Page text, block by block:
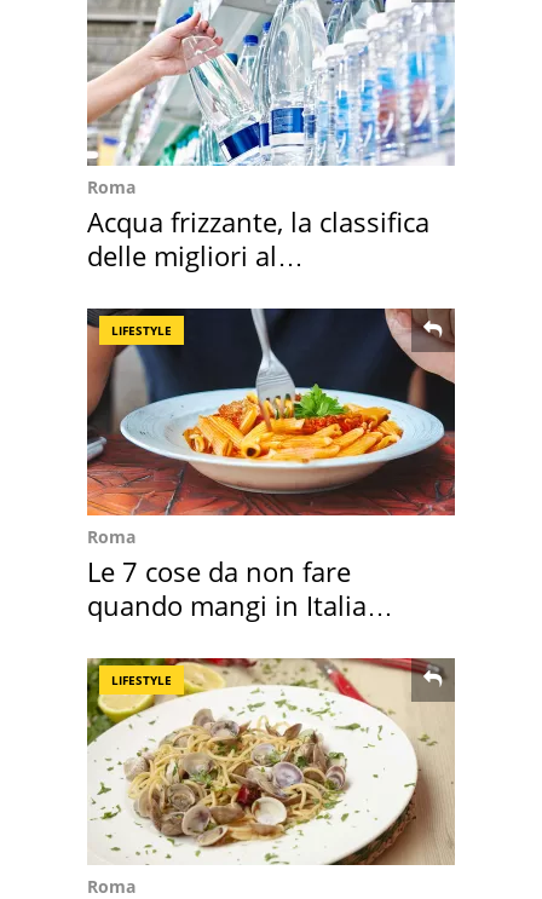
Roma
Acqua frizzante, la classifica
delle migliori al
LIFESTYLE
Roma
Le 7 cose da non fare
quando mangi in Italia
LIFESTYLE
Roma